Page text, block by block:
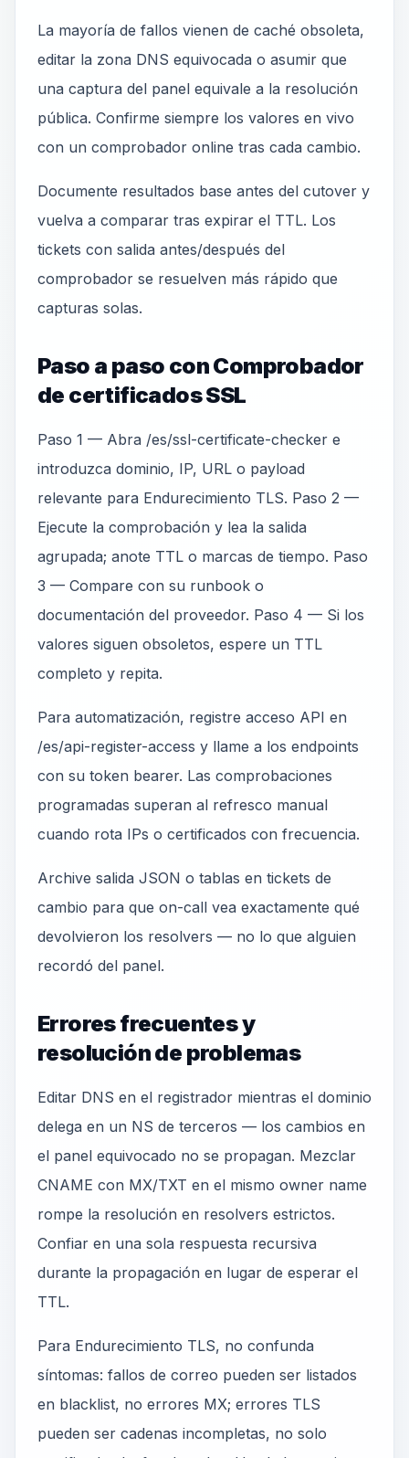
La mayoría de fallos vienen de caché obsoleta,
editar la zona DNS equivocada o asumir que
una captura del panel equivale a la resolución
pública. Confirme siempre los valores en vivo
con un comprobador online tras cada cambio.
Documente resultados base antes del cutover y
vuelva a comparar tras expirar el TTL. Los
tickets con salida antes/después del
comprobador se resuelven más rápido que
capturas solas.
Paso a paso con Comprobador
de certificados SSL
Paso 1 — Abra /es/ssl-certificate-checker e
introduzca dominio, IP, URL o payload
relevante para Endurecimiento TLS. Paso 2 —
Ejecute la comprobación y lea la salida
agrupada; anote TTL o marcas de tiempo. Paso
3 — Compare con su runbook o
documentación del proveedor. Paso 4 — Si los
valores siguen obsoletos, espere un TTL
completo y repita.
Para automatización, registre acceso API en
/es/api-register-access y llame a los endpoints
con su token bearer. Las comprobaciones
programadas superan al refresco manual
cuando rota IPs o certificados con frecuencia.
Archive salida JSON o tablas en tickets de
cambio para que on-call vea exactamente qué
devolvieron los resolvers — no lo que alguien
recordó del panel.
Errores frecuentes y
resolución de problemas
Editar DNS en el registrador mientras el dominio
delega en un NS de terceros — los cambios en
el panel equivocado no se propagan. Mezclar
CNAME con MX/TXT en el mismo owner name
rompe la resolución en resolvers estrictos.
Confiar en una sola respuesta recursiva
durante la propagación en lugar de esperar el
TTL.
Para Endurecimiento TLS, no confunda
síntomas: fallos de correo pueden ser listados
en blacklist, no errores MX; errores TLS
pueden ser cadenas incompletas, no solo